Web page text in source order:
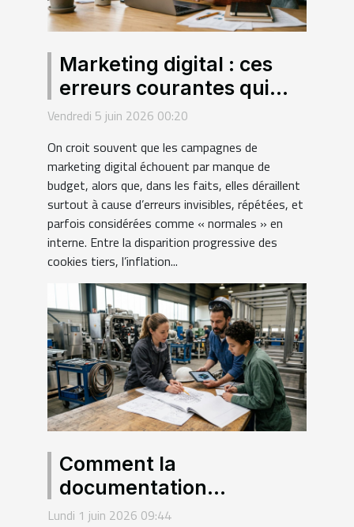
Marketing digital : ces
erreurs courantes qui
sabotent vos campagnes
Vendredi 5 juin 2026 00:20
On croit souvent que les campagnes de
marketing digital échouent par manque de
budget, alors que, dans les faits, elles déraillent
surtout à cause d’erreurs invisibles, répétées, et
parfois considérées comme « normales » en
interne. Entre la disparition progressive des
cookies tiers, l’inflation...
Comment la
documentation
technique façonne la
Lundi 1 juin 2026 09:44